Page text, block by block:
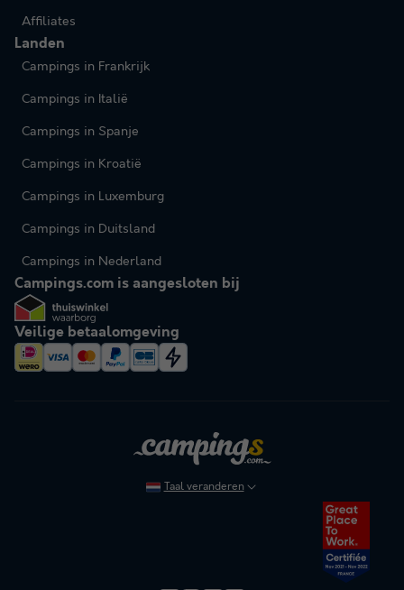
Affiliates
Landen
Campings in Frankrijk
Campings in Italië
Campings in Spanje
Campings in Kroatië
Campings in Luxemburg
Campings in Duitsland
Campings in Nederland
Campings.com is aangesloten bij
Veilige betaalomgeving
Taal veranderen